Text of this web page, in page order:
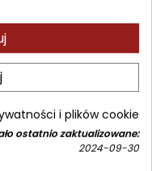
(0)
tkanek miękkich
i plików cookie
ostatnio zaktualizowane:
2024-09-30